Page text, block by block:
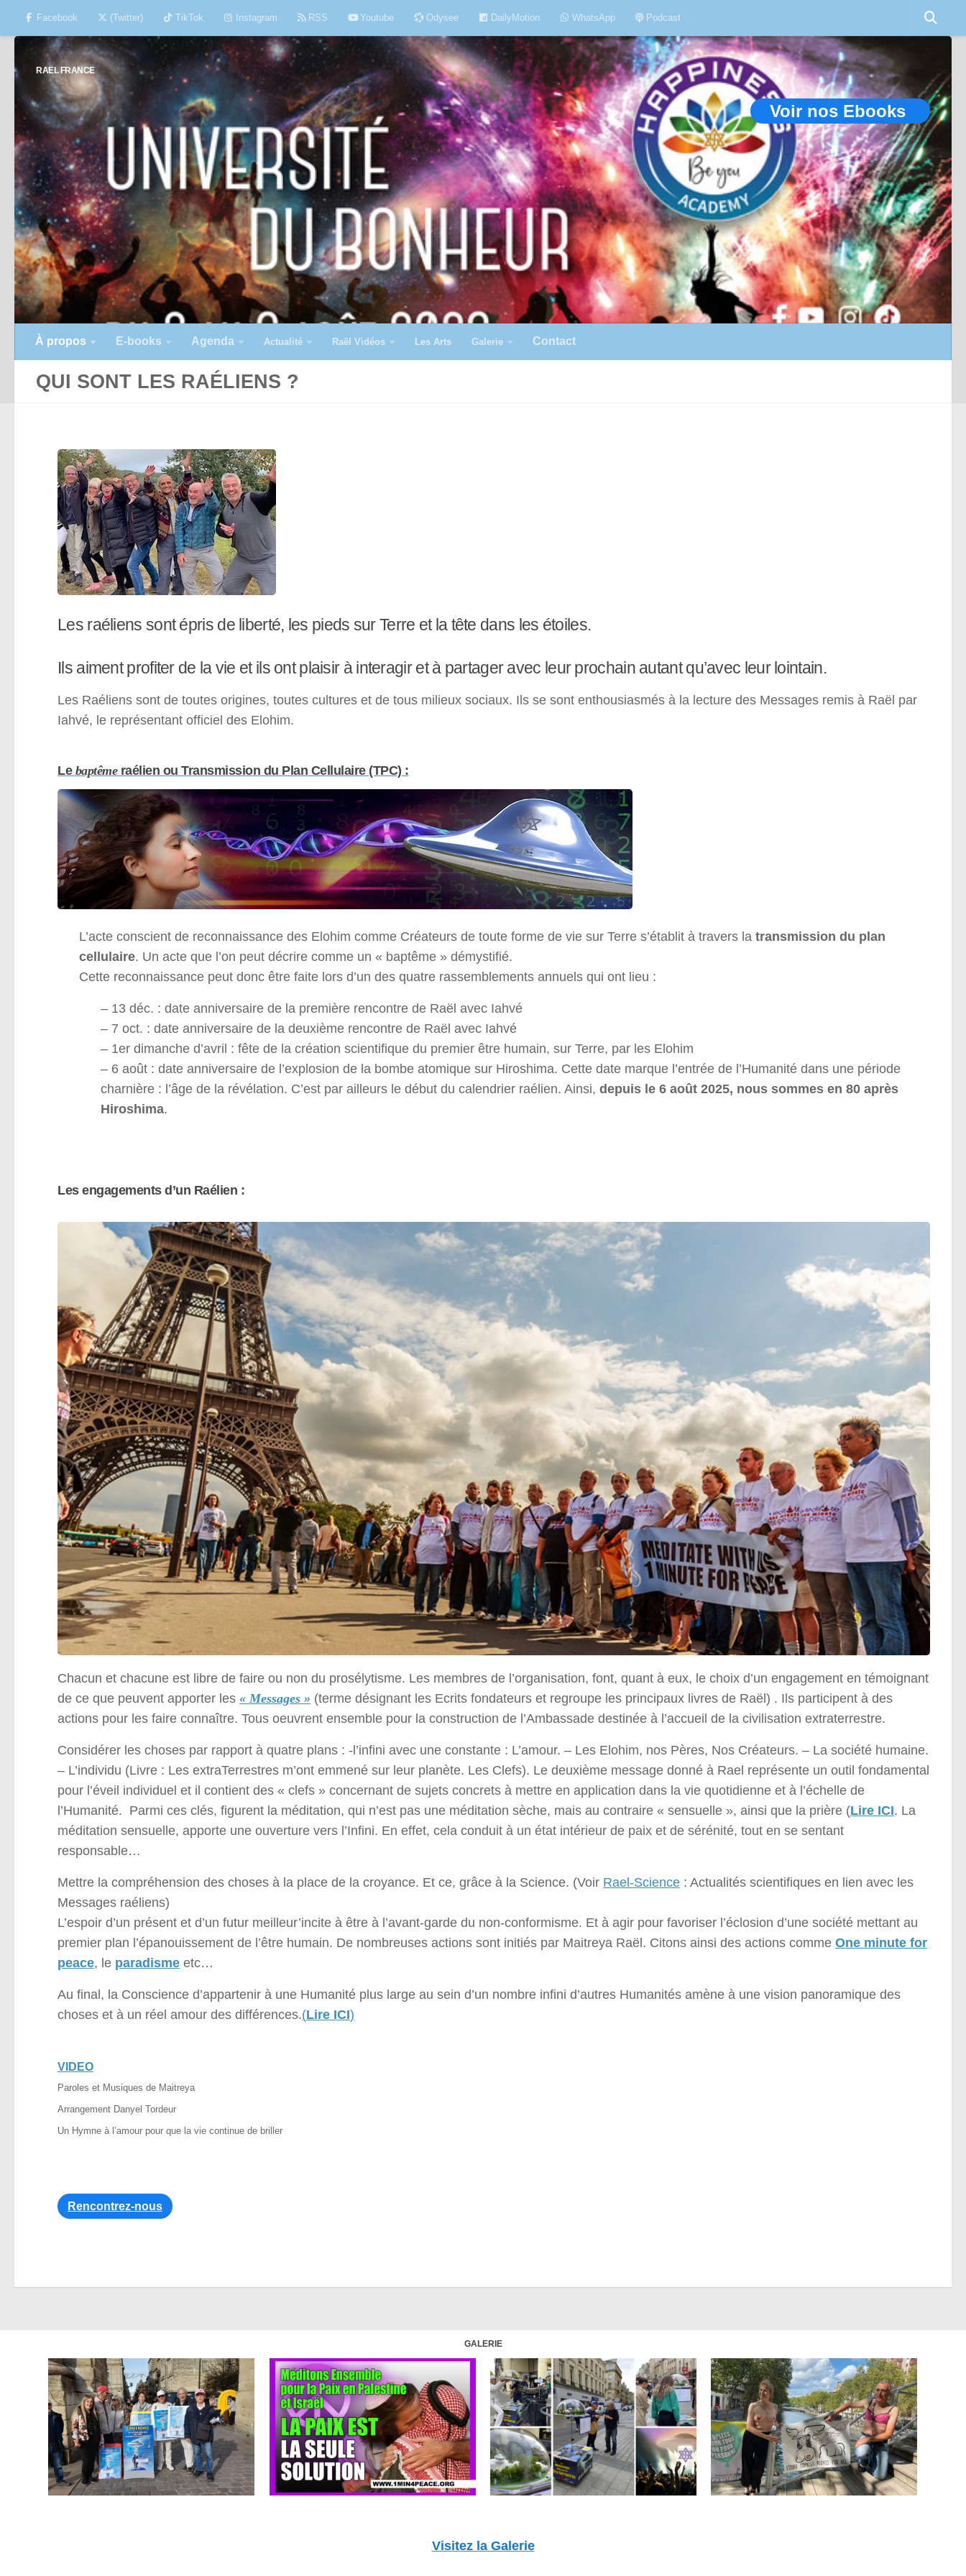
Skip to content
Facebook (Twitter) TikTok Instagram RSS Youtube Odysee DailyMotion WhatsApp Podcast
RAËL FRANCE
Voir nos Ebooks
À propos E-books Agenda Actualité Raël Vidéos Les Arts Galerie Contact
QUI SONT LES RAÉLIENS ?
Les raéliens sont épris de liberté, les pieds sur Terre et la tête dans les étoiles.
Ils aiment profiter de la vie et ils ont plaisir à interagir et à partager avec leur prochain autant qu’avec leur lointain.
Les Raéliens sont de toutes origines, toutes cultures et de tous milieux sociaux. Ils se sont enthousiasmés à la lecture des Messages remis à Raël par
Iahvé, le représentant officiel des Elohim.
Le baptêmeraélien ou Transmission du Plan Cellulaire (TPC) :
L’acte conscient de reconnaissance des Elohim comme Créateurs de toute forme de vie sur Terre s’établit à travers la transmission du plan
cellulaire. Un acte que l’on peut décrire comme un « baptême » démystifié.
Cette reconnaissance peut donc être faite lors d’un des quatre rassemblements annuels qui ont lieu :
– 13 déc. : date anniversaire de la première rencontre de Raël avec Iahvé
– 7 oct. : date anniversaire de la deuxième rencontre de Raël avec Iahvé
– 1er dimanche d’avril : fête de la création scientifique du premier être humain, sur Terre, par les Elohim
– 6 août : date anniversaire de l’explosion de la bombe atomique sur Hiroshima. Cette date marque l’entrée de l’Humanité dans une période
charnière : l’âge de la révélation. C’est par ailleurs le début du calendrier raélien. Ainsi, depuis le 6 août 2025, nous sommes en 80 après
Hiroshima.
Les engagements d’un Raélien :
Chacun et chacune est libre de faire ou non du prosélytisme. Les membres de l’organisation, font, quant à eux, le choix d’un engagement en témoignant
de ce que peuvent apporter les « Messages » (terme désignant les Ecrits fondateurs et regroupe les principaux livres de Raël) . Ils participent à des
actions pour les faire connaître. Tous oeuvrent ensemble pour la construction de l’Ambassade destinée à l’accueil de la civilisation extraterrestre.
Considérer les choses par rapport à quatre plans : -l’infini avec une constante : L’amour. – Les Elohim, nos Pères, Nos Créateurs. – La société humaine.
– L’individu (Livre : Les extraTerrestres m’ont emmené sur leur planète. Les Clefs). Le deuxième message donné à Rael représente un outil fondamental
pour l’éveil individuel et il contient des « clefs » concernant de sujets concrets à mettre en application dans la vie quotidienne et à l’échelle de
l’Humanité. Parmi ces clés, figurent la méditation, qui n’est pas une méditation sèche, mais au contraire « sensuelle », ainsi que la prière (Lire ICI. La
méditation sensuelle, apporte une ouverture vers l’Infini. En effet, cela conduit à un état intérieur de paix et de sérénité, tout en se sentant
responsable…
Mettre la compréhension des choses à la place de la croyance. Et ce, grâce à la Science. (Voir Rael-Science : Actualités scientifiques en lien avec les
Messages raéliens)
L’espoir d’un présent et d’un futur meilleur’incite à être à l’avant-garde du non-conformisme. Et à agir pour favoriser l’éclosion d’une société mettant au
premier plan l’épanouissement de l’être humain. De nombreuses actions sont initiés par Maitreya Raël. Citons ainsi des actions comme One minute for
peace, le paradisme etc…
Au final, la Conscience d’appartenir à une Humanité plus large au sein d’un nombre infini d’autres Humanités amène à une vision panoramique des
choses et à un réel amour des différences.(Lire ICI)
VIDEO
Paroles et Musiques de Maitreya
Arrangement Danyel Tordeur
Un Hymne à l’amour pour que la vie continue de briller
Rencontrez-nous
GALERIE
Visitez la Galerie